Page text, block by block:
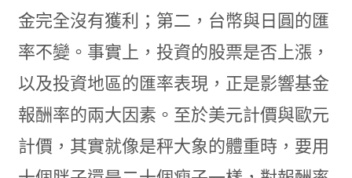
金完全沒有獲利；第二，台幣與日圓的匯
率不變。事實上，投資的股票是否上漲，
以及投資地區的匯率表現，正是影響基金
報酬率的兩大因素。至於美元計價與歐元
計價，其實就像是秤大象的體重時，要用